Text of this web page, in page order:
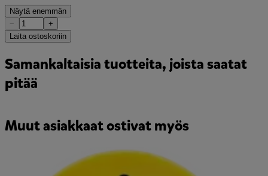
Näytä enemmän
−
+
Laita ostoskoriin
Samankaltaisia tuotteita, joista saatat
pitää
Muut asiakkaat ostivat myös